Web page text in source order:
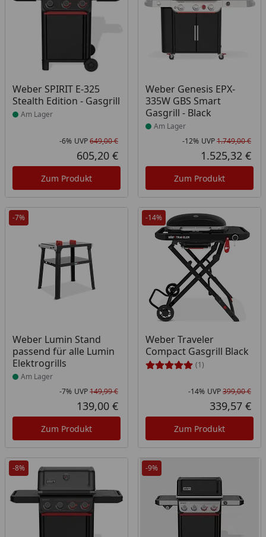
Weber SPIRIT E-325
Stealth Edition - Gasgrill
Produkt am Lager
Am Lager
Rabatt in Prozent
-6%
Ursprünglicher Preis
UVP649,00 €
Aktueller Preis
605,20 €
Zum Produkt
Weber Genesis EPX-
335W GBS Smart
Gasgrill - Black
Produkt am Lager
Am Lager
-12% UVP1.749,00 €
1.525,32 €
Zum Produkt
-7%
Weber Lumin Stand
passend für alle Lumin
Elektrogrills
Produkt am Lager
Am Lager
Rabatt in Prozent
-7%
Ursprünglicher Preis
UVP149,99 €
Aktueller Preis
139,00 €
Zum Produkt
-14%
Weber Traveler
Compact Gasgrill Black
(1)
-14% UVP399,00 €
339,57 €
Zum Produkt
-8% -9%